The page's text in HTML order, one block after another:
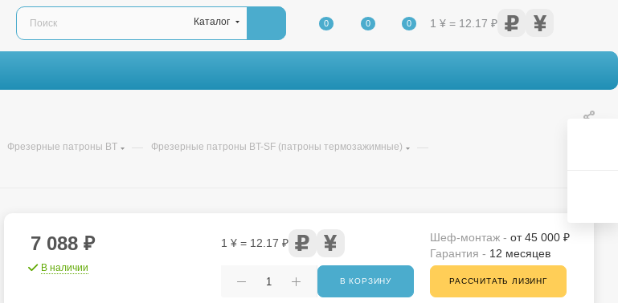
Каталог 0 0 0 1 ¥ = 12.17 ₽
Фрезерные патроны BT — Фрезерные патроны BT-SF (патроны термозажимные) —
7 088₽
В наличии
1 ¥ = 12.17 ₽
В КОРЗИНУ
Шеф-монтаж - от 45 000 ₽
Гарантия - 12 месяцев
РАССЧИТАТЬ ЛИЗИНГ